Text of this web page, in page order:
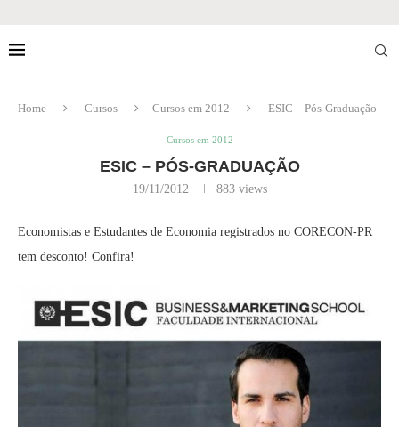
Home Cursos Cursos em 2012 ESIC – Pós-Graduação
Cursos em 2012
ESIC – PÓS-GRADUAÇÃO
19/11/2012 883views
Economistas e Estudantes de Economia registrados no CORECON-PR
tem desconto! Confira!